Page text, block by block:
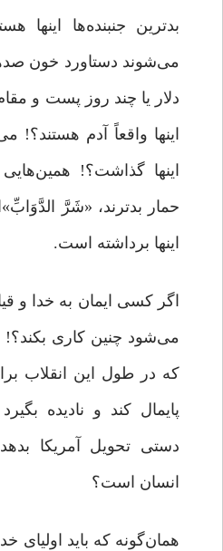
بدترین جنبنده‌‌ها اینها
مى‌‌شوند دستاورد خون
دلار یا چند روز پست و
اینها واقعاً آدم
اینها گذاشت؟!
حمار بدترند، «شَرَّ
اینها برداشته است.
اگر کسى ایمان به خدا و
مى‌‌شود چنین کارى بکند؟!
که در طول این انقلاب
پایمال کند و نادیده
دستی تحویل آمریکا
انسان است؟
همان‌‌گونه که باید اولیاى